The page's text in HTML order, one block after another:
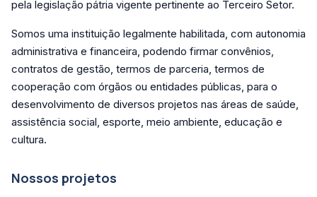
pela legislação pátria vigente pertinente ao Terceiro Setor.
Somos uma instituição legalmente habilitada, com autonomia
administrativa e financeira, podendo firmar convênios,
contratos de gestão, termos de parceria, termos de
cooperação com órgãos ou entidades públicas, para o
desenvolvimento de diversos projetos nas áreas de saúde,
assistência social, esporte, meio ambiente, educação e
cultura.
Nossos projetos